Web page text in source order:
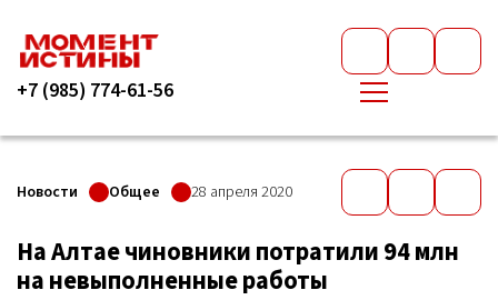
+7 (985) 774-61-56
Новости Общее 28 апреля 2020
На Алтае чиновники потратили 94 млн
на невыполненные работы